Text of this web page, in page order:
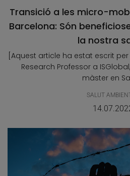
Transició a les micro-
Barcelona: Són
la nostra
[Aquest article ha estat escrit per
Research Professor a
màster en
SALUT